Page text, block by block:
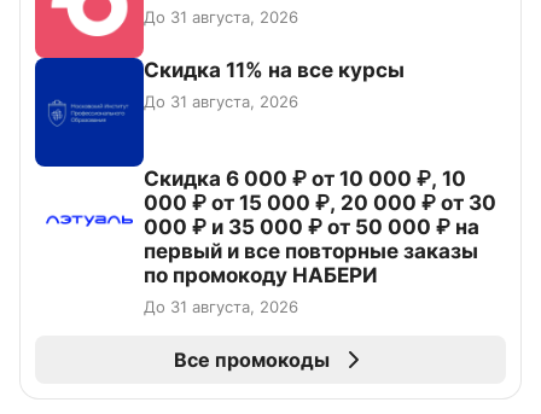
До 31 августа, 2026
Скидка 11% на все курсы
До 31 августа, 2026
Скидка 6 000 ₽ от 10 000 ₽, 10
000 ₽ от 15 000 ₽, 20 000 ₽ от 30
000 ₽ и 35 000 ₽ от 50 000 ₽ на
первый и все повторные заказы
по промокоду НАБЕРИ
До 31 августа, 2026
Все промокоды